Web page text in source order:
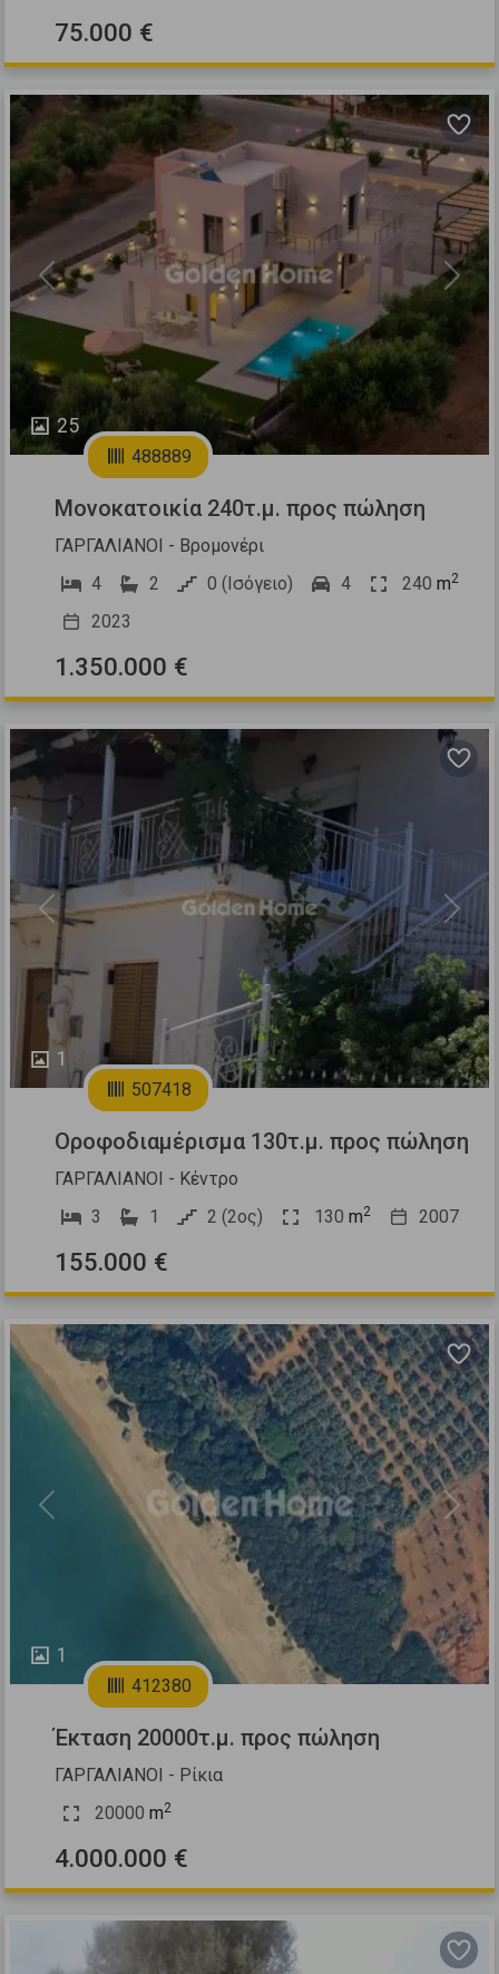
75.000 €
25
Previous Next
488889
Μονοκατοικία 240τ.μ. προς πώληση
ΓΑΡΓΑΛΙΑΝΟΙ - Βρομονέρι
4
2 0 (Ισόγειο) 4 240 m2
2023
1.350.000 €
1
Previous Next
507418
Οροφοδιαμέρισμα 130τ.μ. προς πώληση
ΓΑΡΓΑΛΙΑΝΟΙ - Κέντρο
3
1 2 (2ος) 130 m2 2007
155.000 €
1
Previous Next
412380
Έκταση 20000τ.μ. προς πώληση
ΓΑΡΓΑΛΙΑΝΟΙ - Ρίκια
20000 m2
4.000.000 €